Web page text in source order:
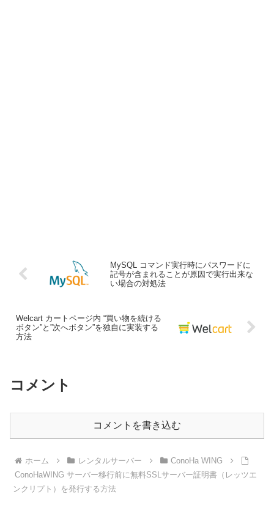
MySQL コマンド実行時にパスワードに
記号が含まれることが原因で実行出来な
い場合の対処法
Welcart カートページ内 “買い物を続ける
ボタン”と”次へボタン”を独自に実装する
方法
コメント
コメントを書き込む
ホーム レンタルサーバー
ConoHa WING
ConoHaWING サーバー移行前に無料SSLサーバー証明書（レッツエ
ンクリプト）を発行する方法